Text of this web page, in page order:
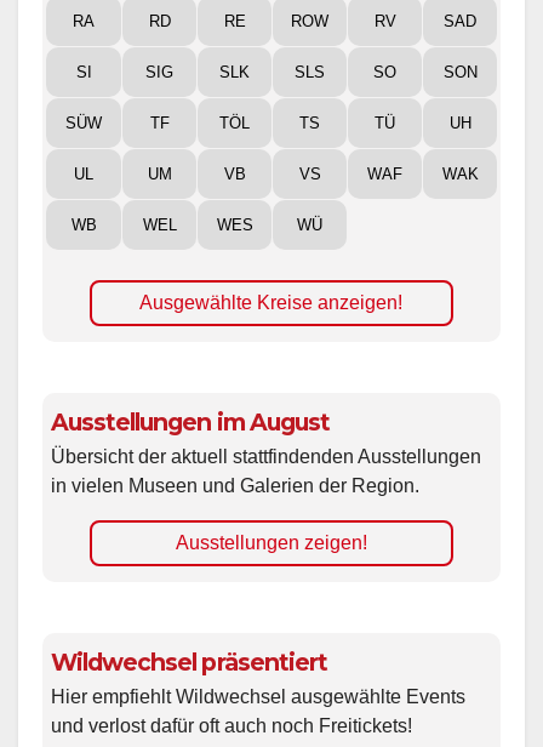
RA RD RE ROW RV SAD
SI SIG SLK SLS SO SON
SÜW TF TÖL TS TÜ UH
UL UM VB VS WAF WAK
WB WEL WES WÜ
Ausgewählte Kreise anzeigen!
Ausstellungen im August
Übersicht der aktuell stattfindenden Ausstellungen
in vielen Museen und Galerien der Region.
Ausstellungen zeigen!
Wildwechsel präsentiert
Hier empfiehlt Wildwechsel ausgewählte Events
und verlost dafür oft auch noch Freitickets!